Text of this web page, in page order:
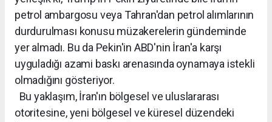
petrol ambargosu veya Tahran'dan petrol alımlarının
durdurulması konusu müzakerelerin gündeminde
yer almadı. Bu da Pekin'in ABD'nin İran'a karşı
uyguladığı azami baskı arenasında oynamaya istekli
olmadığını gösteriyor.
Bu yaklaşım, İran'ın bölgesel ve uluslararası
otoritesine, yeni bölgesel ve küresel düzendeki